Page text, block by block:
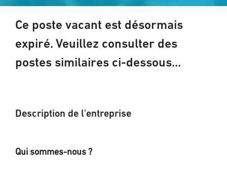
Ce poste vacant est désormais
expiré. Veuillez consulter des
postes similaires ci-dessous...
Description de l'entreprise
Qui sommes-nous ?